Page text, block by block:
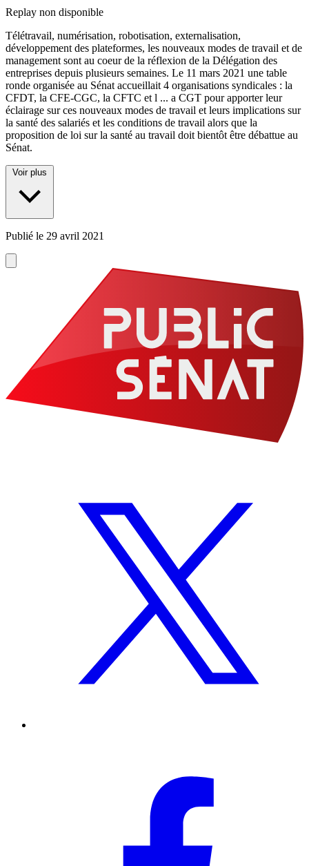
Replay non disponible
Télétravail, numérisation, robotisation, externalisation,
développement des plateformes, les nouveaux modes de travail et de
management sont au coeur de la réflexion de la Délégation des
entreprises depuis plusieurs semaines. Le 11 mars 2021 une table
ronde organisée au Sénat accueillait 4 organisations syndicales : la
CFDT, la CFE-CGC, la CFTC et l ... a CGT pour apporter leur
éclairage sur ces nouveaux modes de travail et leurs implications sur
la santé des salariés et les conditions de travail alors que la
proposition de loi sur la santé au travail doit bientôt être débattue au
Sénat.
Voir plus
Publié le 29 avril 2021